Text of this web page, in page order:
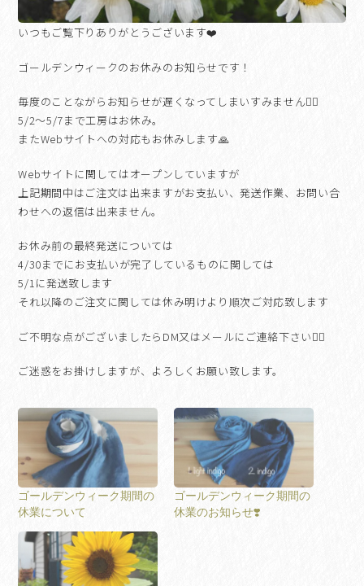
いつもご覧下りありがとうございます❤️
ゴールデンウィークのお休みのお知らせです！
毎度のことながらお知らせが遅くなってしまいすみません🙇‍♀️
5/2〜5/7まで工房はお休み。
またWebサイトへの対応もお休みします🙏
Webサイトに関してはオープンしていますが
上記期間中はご注文は出来ますがお支払い、発送作業、お問い合
わせへの返信は出来ません。
お休み前の最終発送については
4/30までにお支払いが完了しているものに関しては
5/1に発送致します
それ以降のご注文に関しては休み明けより順次ご対応致します
ご不明な点がございましたらDM又はメールにご連絡下さい🙇‍♀️
ご迷惑をお掛けしますが、よろしくお願い致します。
ゴールデンウィーク期間の
休業について
ゴールデンウィーク期間の
休業のお知らせ❣️